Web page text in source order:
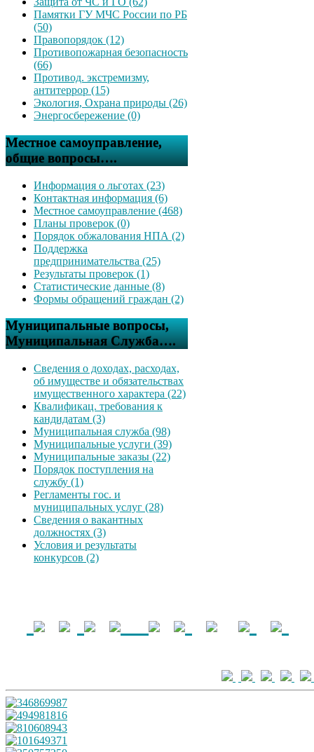
Памятки ГУ МЧС России по РБ
(50)
Правопорядок (12)
Противопожарная безопасность
(66)
Противод. экстремизму,
антитеррор (15)
Экология, Охрана природы (26)
Энергосбережение (0)
Местное самоуправление,
общие вопросы….
Информация о льготах (23)
Контактная информация (6)
Местное самоуправление (468)
Планы проверок (0)
Порядок обжалования НПА (2)
Поддержка
предпринимательства (25)
Результаты проверок (1)
Статистические данные (8)
Формы обращений граждан (2)
Муниципальные вопросы,
Муниципальная Служба….
Сведения о доходах, расходах,
об имуществе и обязательствах
имущественного характера (22)
Квалификац. требования к
кандидатам (3)
Муниципальная служба (98)
Муниципальные услуги (39)
Муниципальные заказы (22)
Порядок поступления на
службу (1)
Регламенты гос. и
муниципальных услуг (28)
Сведения о вакантных
должностях (3)
Условия и результаты
конкурсов (2)